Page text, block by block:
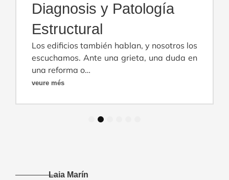
Diagnosis y Patología
Estructural
Los edificios también hablan, y nosotros los
escuchamos. Ante una grieta, una duda en
una reforma o…
veure més
5
Laia Marín